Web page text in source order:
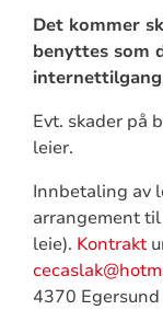
Det kommer
benyttes som
Evt. skader på
leier.
Innbetaling av
arrangement til
leie). Kontrakt
4370